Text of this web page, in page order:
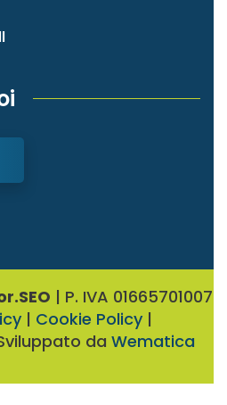
| P. IVA 01665701007
| Cookie Policy |
da Wematica